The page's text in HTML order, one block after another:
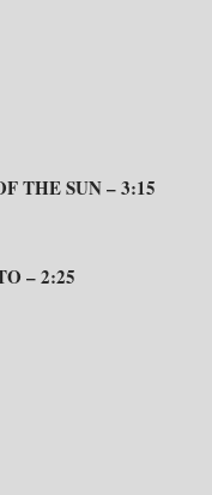
THE SUN – 3:15
– 2:25